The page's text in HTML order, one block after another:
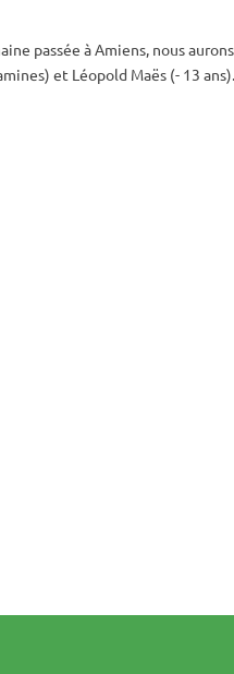
passée à Amiens, nous
et Léopold Maës (- 13 ans).